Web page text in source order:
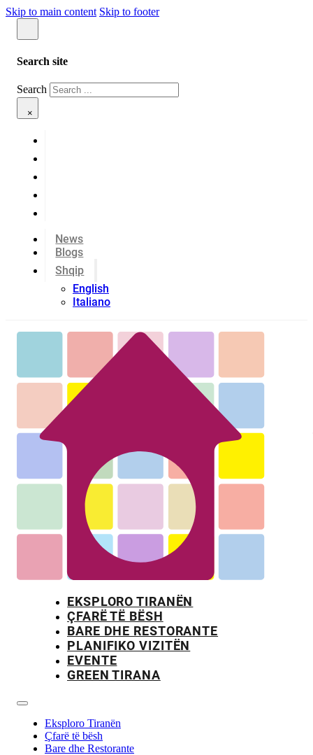
Skip to main content Skip to footer
Search site
Search
×
News
Blogs
Shqip
English
Italiano
EKSPLORO TIRANËN
ÇFARË TË BËSH
BARE DHE RESTORANTE
PLANIFIKO VIZITËN
EVENTE
GREEN TIRANA
Eksploro Tiranën
Çfarë të bësh
Bare dhe Restorante